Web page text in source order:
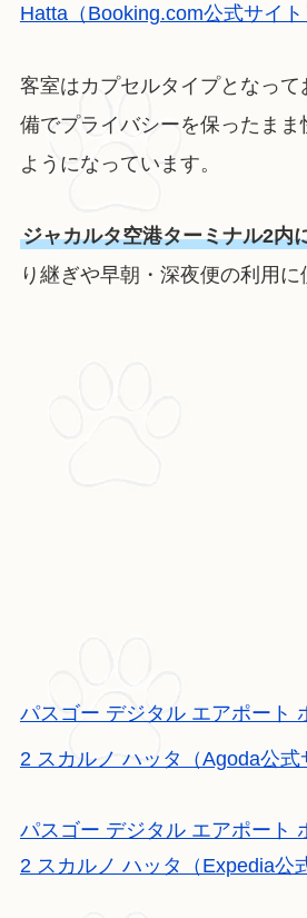
Hatta（Booking.com公式サイト
客室はカプセルタイプとなって
備でプライバシーを保ったまま
ようになっています。
ジャカルタ空港ターミナル2内
り継ぎや早朝・深夜便の利用に
パスゴー デジタル エアポート
2 スカルノ ハッタ（Agoda公式
パスゴー デジタル エアポート
2 スカルノ ハッタ（Expedia公